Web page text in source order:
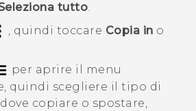
tutto.
, quindi toccare Copia in o
per aprire il menu
quindi scegliere il tipo di
copiare o spostare,